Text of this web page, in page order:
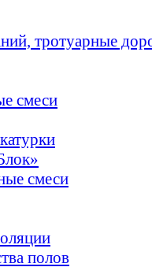
тротуарные
смеси
смеси
полов